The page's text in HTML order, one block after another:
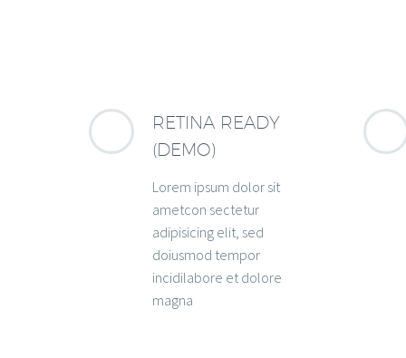
RETINA READY
(DEMO)
Lorem ipsum dolor sit
ametcon sectetur
adipisicing elit, sed
doiusmod tempor
incidilabore et dolore
magna